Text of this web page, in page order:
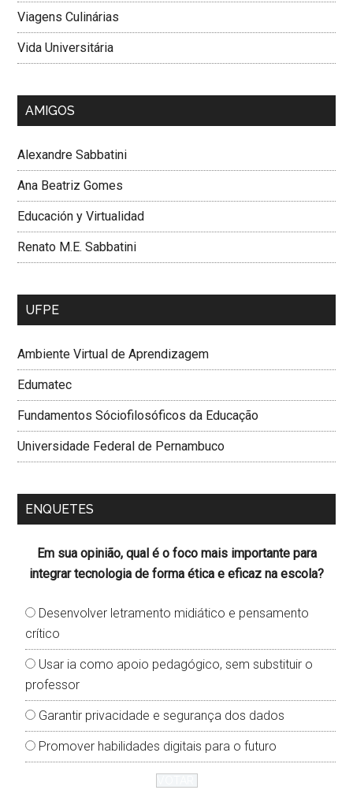
Viagens Culinárias
Vida Universitária
AMIGOS
Alexandre Sabbatini
Ana Beatriz Gomes
Educación y Virtualidad
Renato M.E. Sabbatini
UFPE
Ambiente Virtual de Aprendizagem
Edumatec
Fundamentos Sóciofilosóficos da Educação
Universidade Federal de Pernambuco
ENQUETES
Em sua opinião, qual é o foco mais importante para
integrar tecnologia de forma ética e eficaz na escola?
Desenvolver letramento midiático e pensamento
crítico
Usar ia como apoio pedagógico, sem substituir o
professor
Garantir privacidade e segurança dos dados
Promover habilidades digitais para o futuro